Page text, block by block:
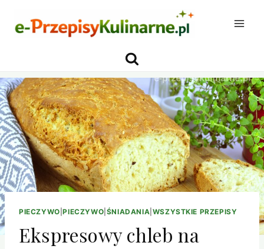
PIECZYWO |PIECZYWO ŚNIADANIA WSZYSTKIE PRZEPISY
Ekspresowy chleb na